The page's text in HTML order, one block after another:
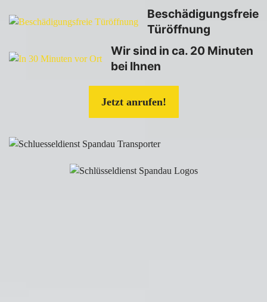
Beschädigungsfreie
Türöffnung
Wir sind in ca. 20 Minuten
bei Ihnen
Jetzt anrufen!